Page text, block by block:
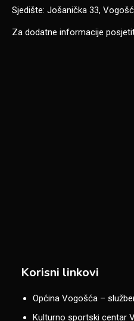
Sjedište: Jošanička 33,
Za dodatne informacije
Korisni linkovi
Općina Vogošća –
Kulturno sportski centar